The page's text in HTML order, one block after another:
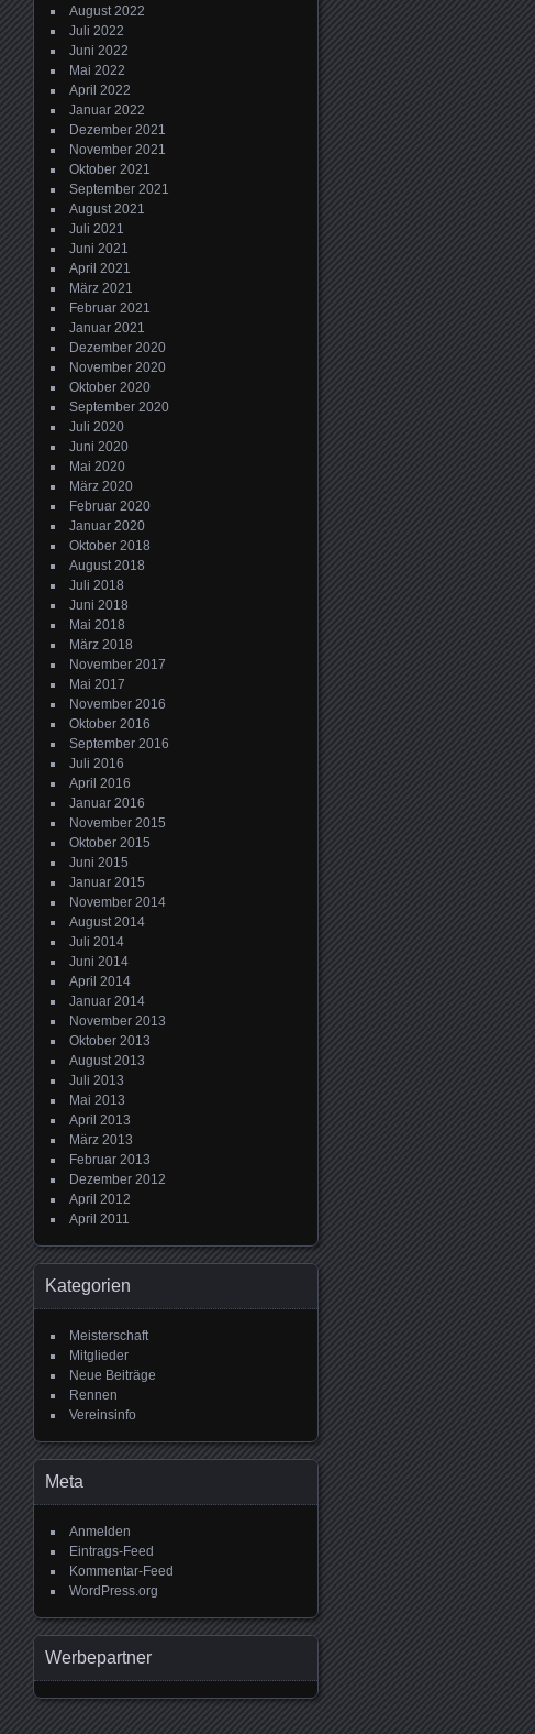
August 2022
Juli 2022
Juni 2022
Mai 2022
April 2022
Januar 2022
Dezember 2021
November 2021
Oktober 2021
September 2021
August 2021
Juli 2021
Juni 2021
April 2021
März 2021
Februar 2021
Januar 2021
Dezember 2020
November 2020
Oktober 2020
September 2020
Juli 2020
Juni 2020
Mai 2020
März 2020
Februar 2020
Januar 2020
Oktober 2018
August 2018
Juli 2018
Juni 2018
Mai 2018
März 2018
November 2017
Mai 2017
November 2016
Oktober 2016
September 2016
Juli 2016
April 2016
Januar 2016
November 2015
Oktober 2015
Juni 2015
Januar 2015
November 2014
August 2014
Juli 2014
Juni 2014
April 2014
Januar 2014
November 2013
Oktober 2013
August 2013
Juli 2013
Mai 2013
April 2013
März 2013
Februar 2013
Dezember 2012
April 2012
April 2011
Kategorien
Meisterschaft
Mitglieder
Neue Beiträge
Rennen
Vereinsinfo
Meta
Anmelden
Eintrags-Feed
Kommentar-Feed
WordPress.org
Werbepartner